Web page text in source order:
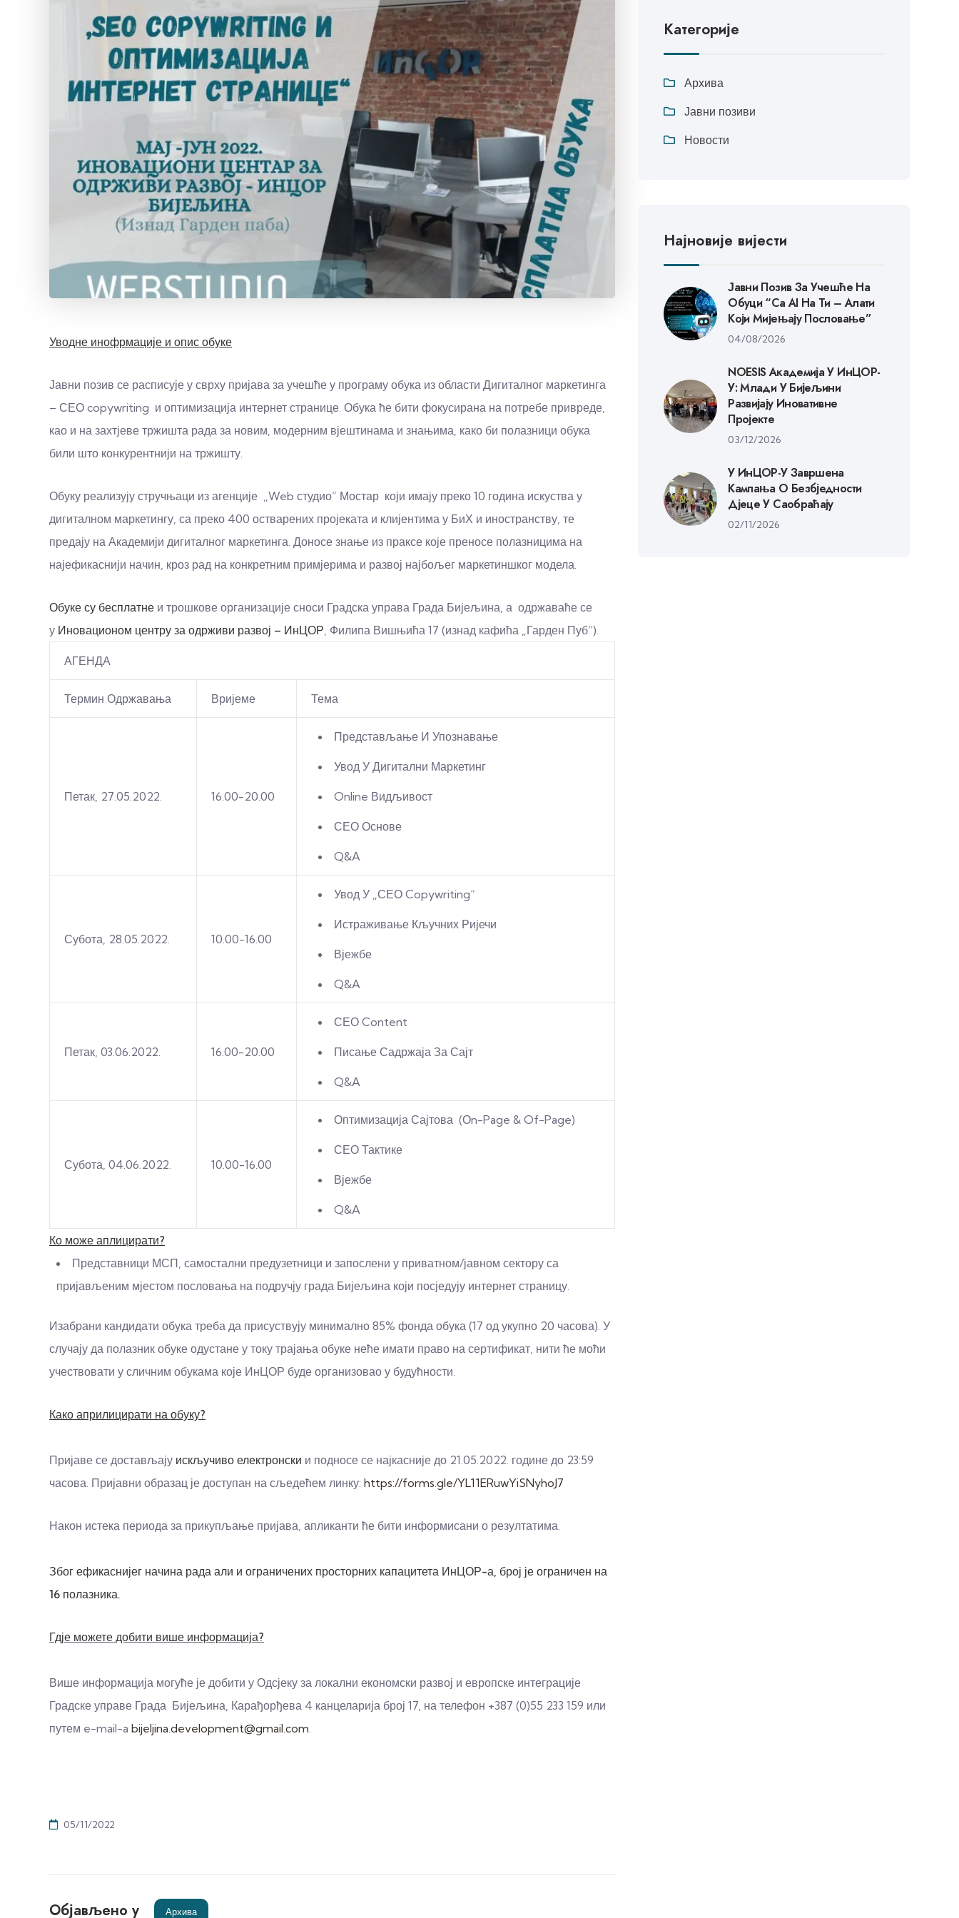
Уводне инофрмације и опис обуке
Јавни позив се расписује у сврху пријава за учешће у програму обука из области Дигиталног маркетинга
– СЕО copywriting и оптимизација интернет странице. Обука ће бити фокусирана на потребе привреде,
као и на захтјеве тржишта рада за новим, модерним вјештинама и знањима, како би полазници обука
били што конкурентнији на тржишту.
Обуку реализују стручњаци из агенције „Web студио“ Мостар који имају преко 10 година искуства у
дигиталном маркетингу, са преко 400 остварених пројеката и клијентима у БиХ и иностранству, те
предају на Академији дигиталног маркетинга. Доносе знање из праксе које преносе полазницима на
најефикаснији начин, кроз рад на конкретним примјерима и развој најбољег маркетиншког модела.
Обуке су бесплатне и трошкове организације сноси Градска управа Града Бијељина, а одржаваће се
у Иновационом центру за одрживи развој – ИнЦОР , Филипа Вишњића 17 (изнад кафића „Гарден Пуб“).
АГЕНДА
Термин Одржавања Вријеме Тема
Петак, 27.05.2022. 16.00-20.00
Представљање И Упознавање
Увод У Дигитални Маркетинг
Online Видљивост
СЕО Основе
Q&A
Субота, 28.05.2022. 10.00-16.00
Увод У „СЕО Copywriting“
Истраживање Кључних Ријечи
Вјежбе
Q&A
Петак, 03.06.2022. 16.00-20.00
СЕО Content
Писање Садржаја За Сајт
Q&A
Субота, 04.06.2022. 10.00-16.00
Оптимизација Сајтова (Оn-Page & Of-Page)
СЕО Тактике
Вјежбе
Q&A
Ко може аплицирати?
Представници МСП, самостални предузетници и запослени у приватном/јавном сектору са
пријављеним мјестом пословања на подручју града Бијељина који посједују интернет страницу.
Изабрани кандидати обука треба да присуствују минимално 85% фонда обука (17 од укупно 20 часова). У
случају да полазник обуке одустане у току трајања обуке неће имати право на сертификат, нити ће моћи
учествовати у сличним обукама које ИнЦОР буде организовао у будућности.
Како априлицирати на обуку?
Пријаве се достављају искључиво електронски и подносе се најкасније до 21.05.2022. године до 23:59
часова. Пријавни образац је доступан на сљедећем линку: https://forms.gle/YL11ERuwYiSNyhoJ7
Након истека периода за прикупљање пријава, апликанти ће бити информисани о резултатима.
Због ефикаснијег начина рада али и ограничених просторних капацитета ИнЦОР-а, број је ограничен на
16 полазника.
Гд‌је можете добити више информација?
Више информација могуће је добити у Одсјеку за локални економски развој и европске интеграције
Градске управе Града Бијељина, Карађорђева 4 канцеларија број 17, на телефон +387 (0)55 233 159 или
путем e-mail-a bijeljina.development@gmail.com
05/11/2022
Објављено у Архива
Категорије
Архива
Јавни позиви
Новости
Најновије вијести
Јавни Позив За Учешће На
Обуци “Са AI На Ти – Алати
Који Мијењају Пословање”
04/08/2026
NOESIS Академија У ИнЦОР-
У: Млади У Бијељини
Развијају Иновативне
Пројекте
03/12/2026
У ИнЦОР-У Завршена
Кампања О Безбједности
Дјеце У Саобраћају
02/11/2026